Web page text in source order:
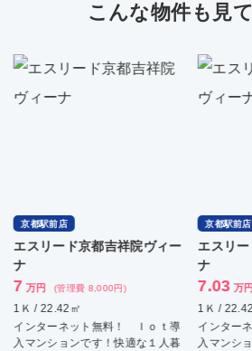
こんな物件も見
京都駅前店
エスリード京都吉祥院ヴィー
ナ
7 万円 (管理費 8,000円)
1Ｋ / 22.42㎡
インターネット無料！ Ｉｏｔ導
入マンションです！快適な１人暮
京都駅前店
エスリ
ナ
7.03 万円
1Ｋ /
インター
入マンシ